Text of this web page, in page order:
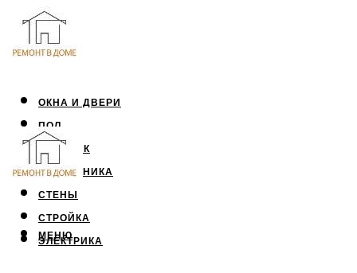
ОКНА И ДВЕРИ
ПОЛ
ПОТОЛОК
САНТЕХНИКА
СТЕНЫ
СТРОЙКА
ЭЛЕКТРИКА
МЕНЮ